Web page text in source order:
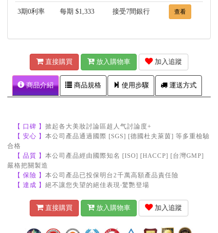
3期0利率 每期 $1,333 接受7間銀行 查看
直接購買 放入購物車 加入追蹤
商品介紹 商品規格 使用步驟 運送方式
【 口碑 】 掀起各大美妝討論區超人气討論度+
【 安心 】 本公司產品通過國際 [SGS] [德國杜夫萊茵] 等多重檢驗
合格
【 品質 】 本公司產品經由國際知名 [ISO] [HACCP] [台灣GMP]
嚴格把關製造
【 保險 】 本公司產品已投保明台2千萬高額產品責任險
【 達成 】 絕不讓您失望的絕佳表現‧驚艷登場
直接購買 放入購物車 加入追蹤